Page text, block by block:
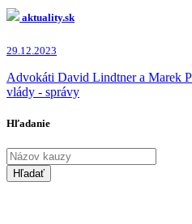
aktuality.sk
29.12.2023
Advokáti David Lindtner a Marek
vlády - správy
Hľadanie